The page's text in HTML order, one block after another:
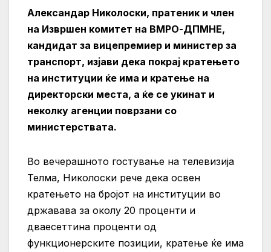
Александар Николоски, пратеник и член
на Извршен комитет на ВМРО-ДПМНЕ,
кандидат за вицепремиер и министер за
транспорт, изјави дека покрај кратењето
на институции ќе има и кратење на
директорски места, а ќе се укинат и
неколку агенции поврзани со
министерствата.
Во вечерашното гостување на телевизија
Телма, Николоски рече дека освен
кратењето на бројот на институции во
државава за околу 20 проценти и
дваесеттина проценти од
функционерските позиции, кратење ќе има